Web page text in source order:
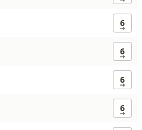
6
6
6
6